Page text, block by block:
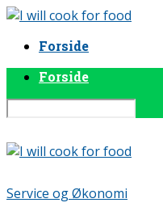
Forside
Forside
Service og Økonomi